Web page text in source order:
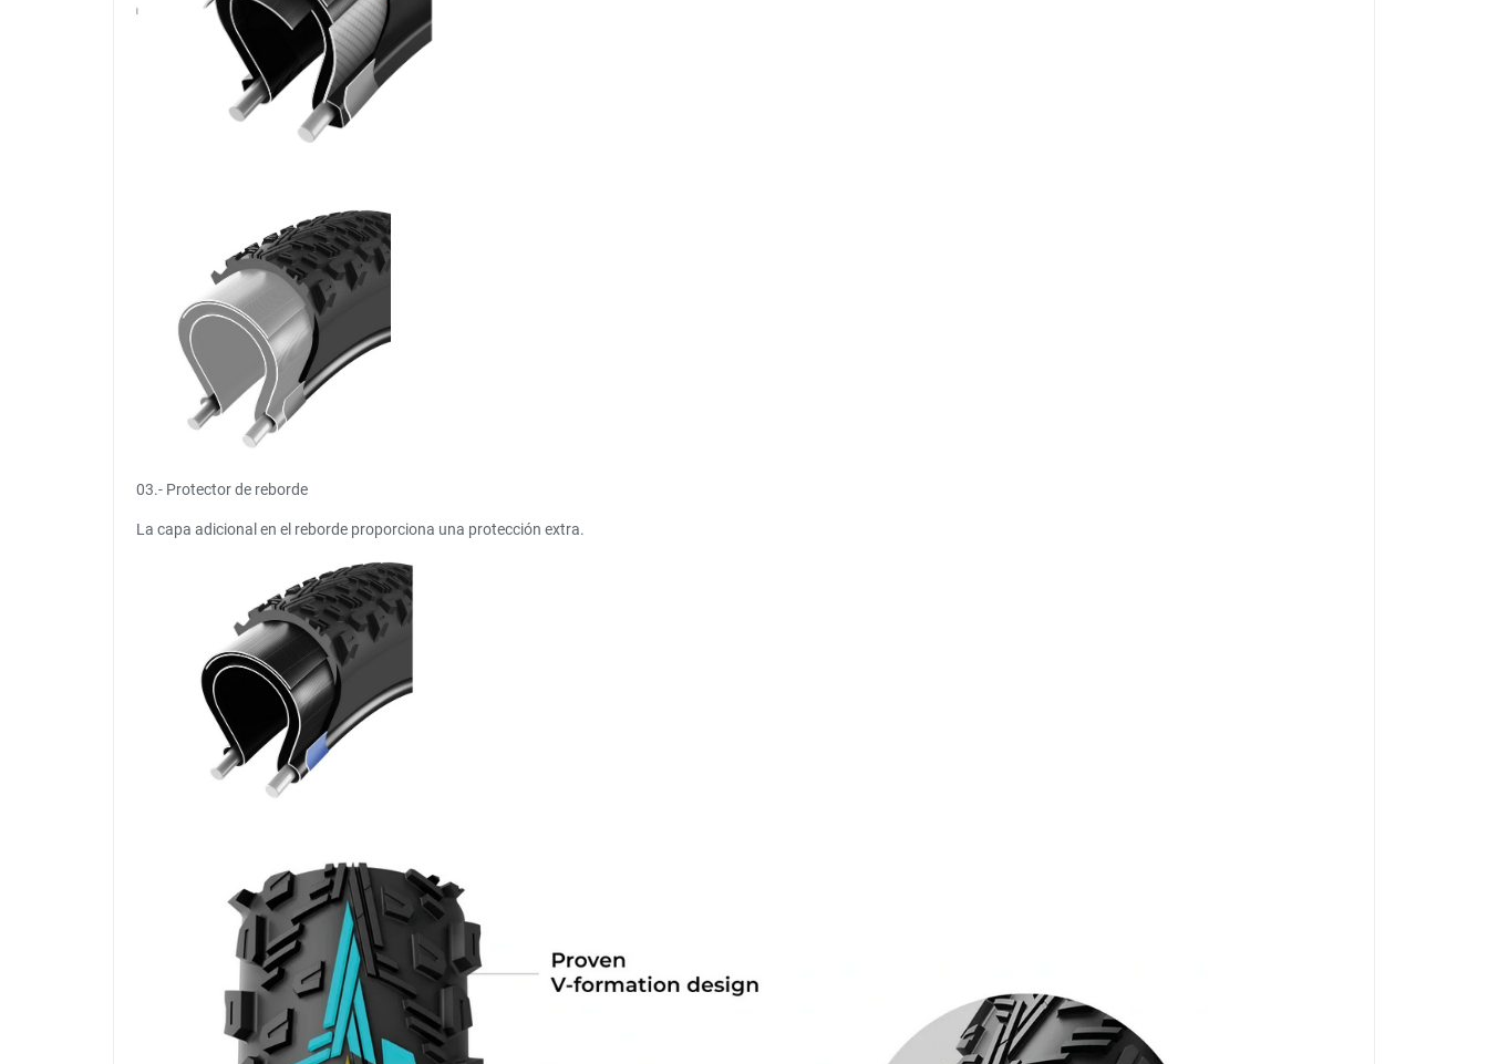
03.- Protector de reborde
La capa adicional en el reborde proporciona una protección extra.